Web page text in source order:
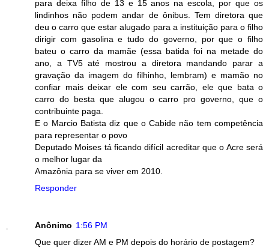
para deixa filho de 13 e 15 anos na escola, por que os
lindinhos não podem andar de ônibus. Tem diretora que
deu o carro que estar alugado para a instituição para o filho
dirigir com gasolina e tudo do governo, por que o filho
bateu o carro da mamãe (essa batida foi na metade do
ano, a TV5 até mostrou a diretora mandando parar a
gravação da imagem do filhinho, lembram) e mamão no
confiar mais deixar ele com seu carrão, ele que bata o
carro do besta que alugou o carro pro governo, que o
contribuinte paga.
E o Marcio Batista diz que o Cabide não tem competência
para representar o povo
Deputado Moises tá ficando difícil acreditar que o Acre será
o melhor lugar da
Amazônia para se viver em 2010.
Responder
Anônimo 1:56 PM
Que quer dizer AM e PM depois do horário de postagem?